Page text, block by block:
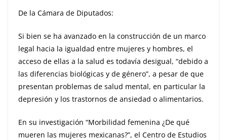
De la Cámara de Diputados:
Si bien se ha avanzado en la construcción de un marco
legal hacia la igualdad entre mujeres y hombres, el
acceso de ellas a la salud es todavía desigual, “debido a
las diferencias biológicas y de género”, a pesar de que
presentan problemas de salud mental, en particular la
depresión y los trastornos de ansiedad o alimentarios.
En su investigación “Morbilidad femenina ¿De qué
mueren las mujeres mexicanas?”, el Centro de Estudios